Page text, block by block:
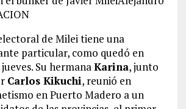
de Milei tiene una
particular, como quedó en
Su hermanaKarina, junto
Carlos Kikuchi, reunió en
en Puerto Madero a un